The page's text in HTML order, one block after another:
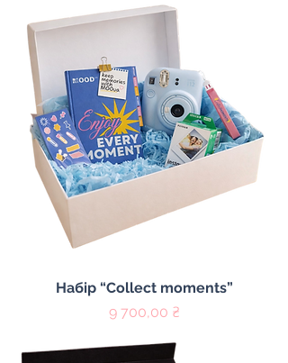
Набір “Collect moments”
Цена
9 700,00 ₴